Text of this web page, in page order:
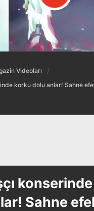
Videoları
korku dolu anlar! Sahne
Sahne